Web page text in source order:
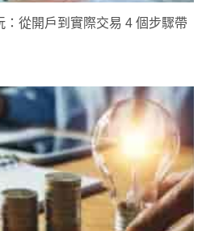
從開戶到實際交易 4 個步驟帶